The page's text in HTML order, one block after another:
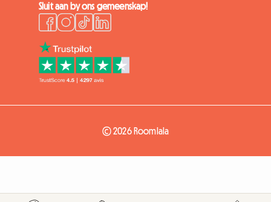
Sluit aan by ons gemeenskap!
© 2026 Roomlala